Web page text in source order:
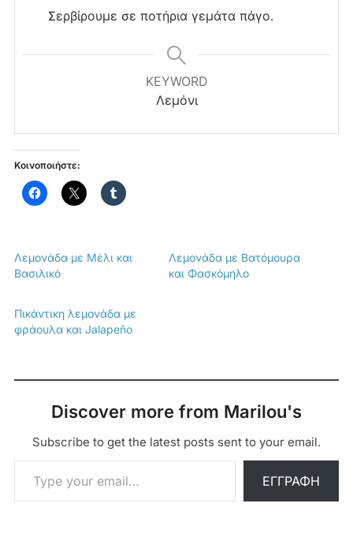
Σερβίρουμε σε ποτήρια γεμάτα πάγο.
KEYWORD
Λεμόνι
Κοινοποιήστε:
Λεμονάδα με Μέλι και
Βασιλικό
Λεμονάδα με Βατόμουρα
και Φασκόμηλο
Πικάντικη λεμονάδα με
φράουλα και Jalapeño
Discover more from Marilou's
Subscribe to get the latest posts sent to your email.
Type your email…
ΕΓΓΡΑΦΉ